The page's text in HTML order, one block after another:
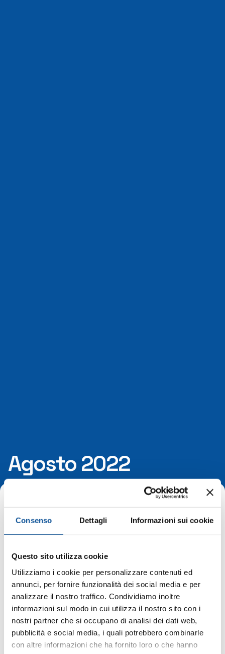
Consenso Dettagli Informazioni sui cookie
Questo sito utilizza cookie
Utilizziamo i cookie per personalizzare contenuti ed
annunci, per fornire funzionalità dei social media e per
analizzare il nostro traffico. Condividiamo inoltre
informazioni sul modo in cui utilizza il nostro sito con i
nostri partner che si occupano di analisi dei dati web,
pubblicità e social media, i quali potrebbero combinarle
con altre informazioni che ha fornito loro o che hanno
Agosto 2022
Home 2022 Agosto
Posted by
Flavia
31 Agosto 2022
Proroga servizio marittimo Trieste Grado e
Grado-Lignano
Si informa che l’attività dei servizi marittimi
TRIESTE-GRADO e GRADO-LIGNANO sarà
prorogata fino a domenica 11 settembre 2022.
In evidenza